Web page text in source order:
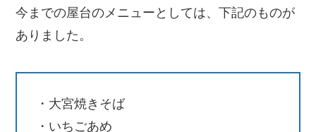
今までの屋台のメニューとしては、下記のものが
ありました。
・大宮焼きそば
・いちごあめ